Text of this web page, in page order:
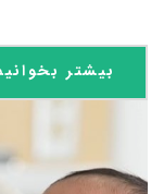
بیشتر